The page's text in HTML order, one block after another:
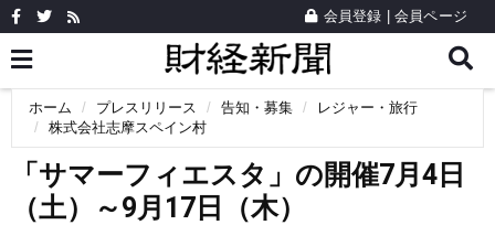
会員登録 会員ページ
ホーム プレスリリース 告知・募集
レジャー・旅行
株式会社志摩スペイン村
「サマーフィエスタ」の開催7月4日
（土）～9月17日（木）